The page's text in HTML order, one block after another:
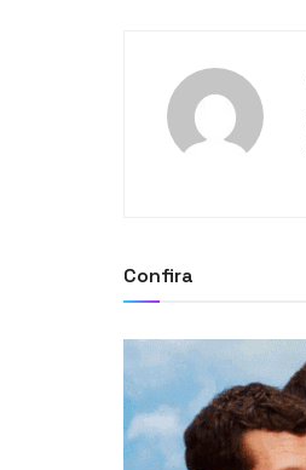
Confira